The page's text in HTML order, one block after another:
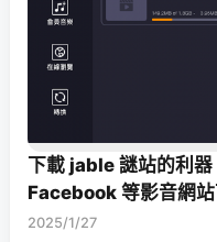
下載 jable 謎站的利
Facebook 等影音網
2025/1/27